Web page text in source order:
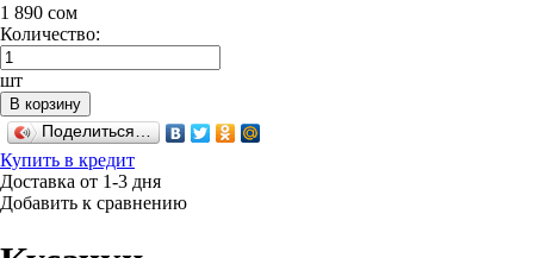
1 890 сом
Количество:
шт
В корзину
Поделиться…
Купить в кредит
Доставка от 1-3 дня
Добавить к сравнению